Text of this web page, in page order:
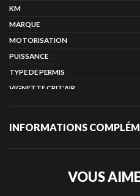
KM
MARQUE
MOTORISATION
PUISSANCE
TYPE DE PERMIS
VIGNETTE CRIT'AIR
INFORMATIONS
VOUS